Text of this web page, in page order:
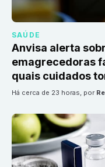
SAÚDE
Anvisa alerta
emagrecedoras
quais cuidados
há cerca de 23 horas, por